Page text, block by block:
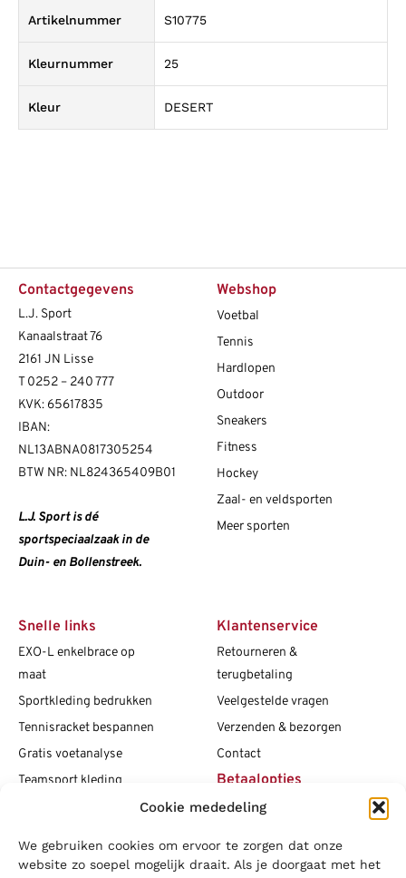
Cookie mededeling
We gebruiken cookies om ervoor te zorgen dat onze
website zo soepel mogelijk draait. Als je doorgaat met het
Artikelnummer S10775
Kleurnummer 25
Kleur DESERT
Contactgegevens
L.J. Sport
Kanaalstraat 76
2161 JN Lisse
T 0252 – 240 777
KVK: 65617835
IBAN:
NL13ABNA0817305254
BTW NR: NL824365409B01
L.J. Sport is dé
sportspeciaalzaak in de
Duin- en Bollenstreek.
Webshop
Voetbal
Tennis
Hardlopen
Outdoor
Sneakers
Fitness
Hockey
Zaal- en veldsporten
Meer sporten
Snelle links
EXO-L enkelbrace op
maat
Sportkleding bedrukken
Tennisracket bespannen
Gratis voetanalyse
Teamsport kleding
Vacatures
Klantenservice
Retourneren &
terugbetaling
Veelgestelde vragen
Verzenden & bezorgen
Contact
Betaalopties
Social media